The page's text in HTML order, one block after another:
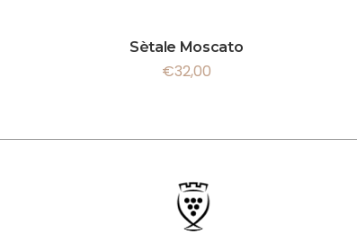
Sètale Moscato
€32,00